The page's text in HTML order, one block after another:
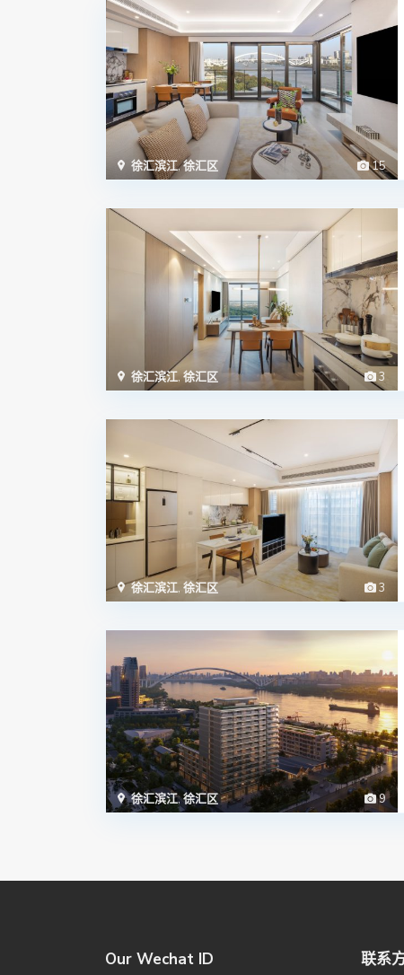
15
徐汇滨江,徐汇区
3
徐汇滨江,徐汇区
3
徐汇滨江, 徐汇区
9
徐汇滨江,徐汇区
Our Wechat ID 联系